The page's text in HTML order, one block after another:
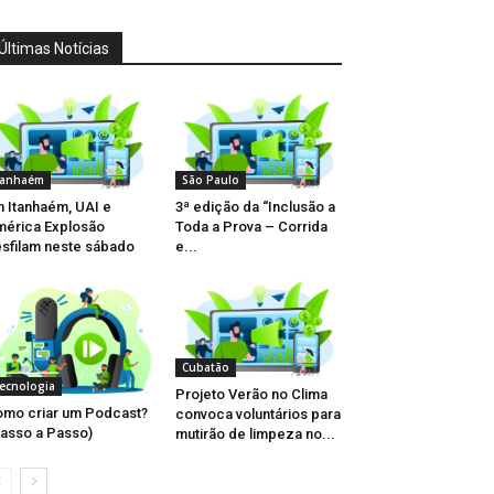
Notícias
Itanhaém, UAI e
Explosão
neste sábado
São Paulo
3ª edição da “Inclusão a
Toda a Prova – Corrida
e...
criar um Podcast?
a Passo)
Cubatão
Projeto Verão no Clima
convoca voluntários para
mutirão de limpeza no...